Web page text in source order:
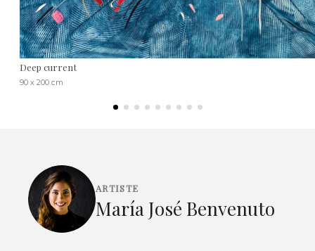
Deep current
90 x 200 cm
ARTISTE
María José Benvenuto